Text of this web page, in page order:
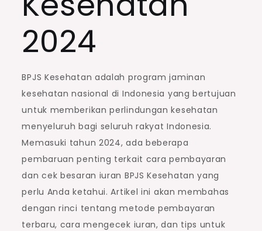
2024
BPJS Kesehatan adalah program jaminan
kesehatan nasional di Indonesia yang bertujuan
untuk memberikan perlindungan kesehatan
menyeluruh bagi seluruh rakyat Indonesia.
Memasuki tahun 2024, ada beberapa
pembaruan penting terkait cara pembayaran
dan cek besaran iuran BPJS Kesehatan yang
perlu Anda ketahui. Artikel ini akan membahas
dengan rinci tentang metode pembayaran
terbaru, cara mengecek iuran, dan tips untuk